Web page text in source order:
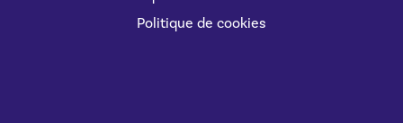
Politique de cookies